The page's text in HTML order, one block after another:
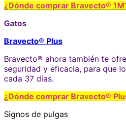
¿Dónde comprar Bravecto®
Gatos
Bravecto® Plus
Bravecto® ahora también te
seguridad y eficacia, para que
cada 37 días.
¿Dónde comprar Bravecto®
Signos de pulgas